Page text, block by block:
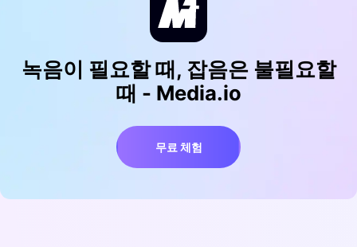
녹음이 필요할 때, 잡음은 불필요할
때 - Media.io
무료 체험